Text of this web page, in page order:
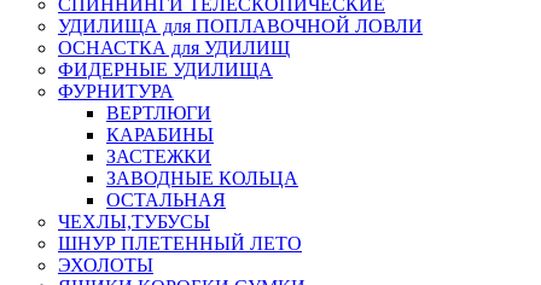
СПИННИНГИ ТЕЛЕСКОПИЧЕСКИЕ
УДИЛИЩА для ПОПЛАВОЧНОЙ ЛОВЛИ
ОСНАСТКА для УДИЛИЩ
ФИДЕРНЫЕ УДИЛИЩА
ФУРНИТУРА
ВЕРТЛЮГИ
КАРАБИНЫ
ЗАСТЕЖКИ
ЗАВОДНЫЕ КОЛЬЦА
ОСТАЛЬНАЯ
ЧЕХЛЫ,ТУБУСЫ
ШНУР ПЛЕТЕННЫЙ ЛЕТО
ЭХОЛОТЫ